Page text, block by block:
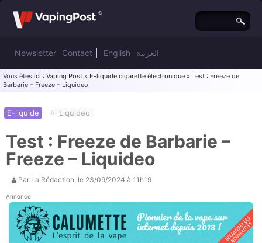
Newsletter Contact English العربية
Vous êtes ici : Vaping Post » E-liquide cigarette électronique » Test : Freeze de
Barbarie – Freeze – Liquideo
Test : Freeze de Barbarie –
Freeze – Liquideo
E-liquide # Liquideo
Par La Rédaction, le 23/09/2024 à 11h19
Annonce